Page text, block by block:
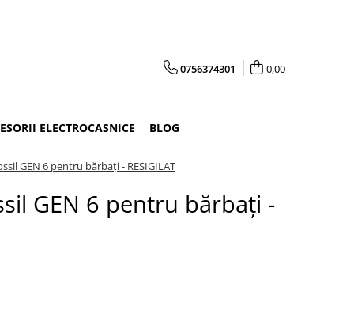
0756374301 0,00
ELECTROCASNICE BLOG
GEN 6 pentru bărbați - RESIGILAT
GEN 6 pentru bărbați -